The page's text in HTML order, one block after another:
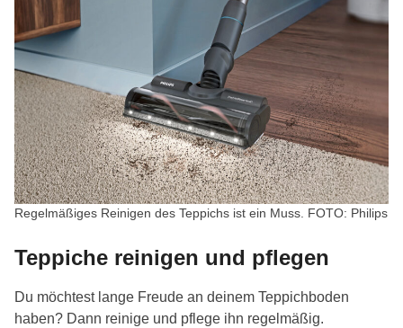
Regelmäßiges Reinigen des Teppichs ist ein Muss. FOTO: Philips
Teppiche reinigen und pflegen
Du möchtest lange Freude an deinem Teppichboden
haben? Dann reinige und pflege ihn regelmäßig.